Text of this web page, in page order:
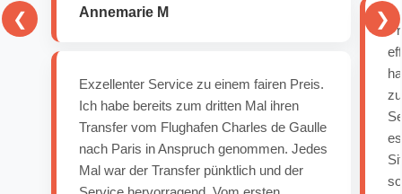
Annemarie M
Exzellenter Service zu einem fairen Preis.
Ich habe bereits zum dritten Mal ihren
Transfer vom Flughafen Charles de Gaulle
nach Paris in Anspruch genommen. Jedes
Mal war der Transfer pünktlich und der
❮ ❯